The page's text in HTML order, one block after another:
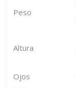
Peso
Altura
Ojos